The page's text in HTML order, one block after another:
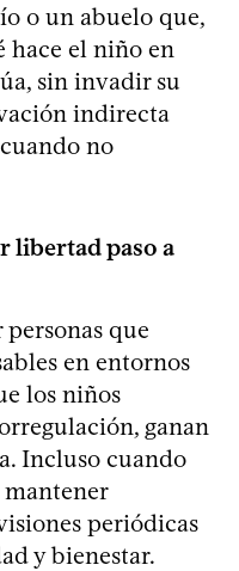
o un abuelo que,
hace el niño en
sin invadir su
indirecta
no
libertad paso a
que
en entornos
los niños
ganan
Incluso cuando
mantener
periódicas
y bienestar.